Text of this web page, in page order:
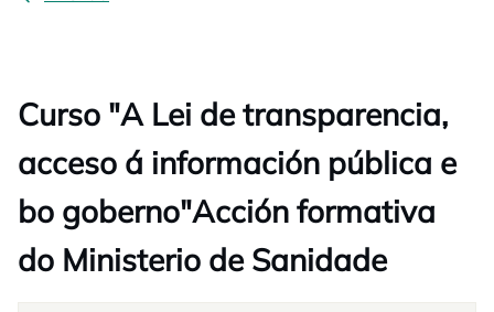
Curso "A Lei de transparencia,
acceso á información pública e
bo goberno"Acción formativa
do Ministerio de Sanidade